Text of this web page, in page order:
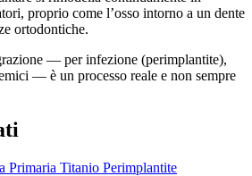
proprio come l’osso intorno a un dente
ortodontiche.
— per infezione (perimplantite),
— è un processo reale e non sempre
Primaria Titanio Perimplantite